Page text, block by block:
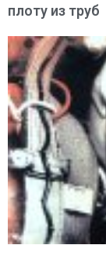
плоту из труб